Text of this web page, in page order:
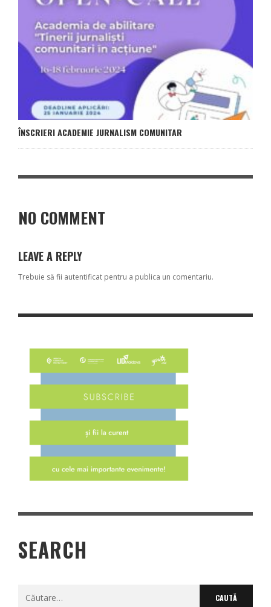
ÎNSCRIERI ACADEMIE JURNALISM COMUNITAR
NO COMMENT
LEAVE A REPLY
Trebuie să fii autentificat pentru a publica un comentariu.
SEARCH
Caută